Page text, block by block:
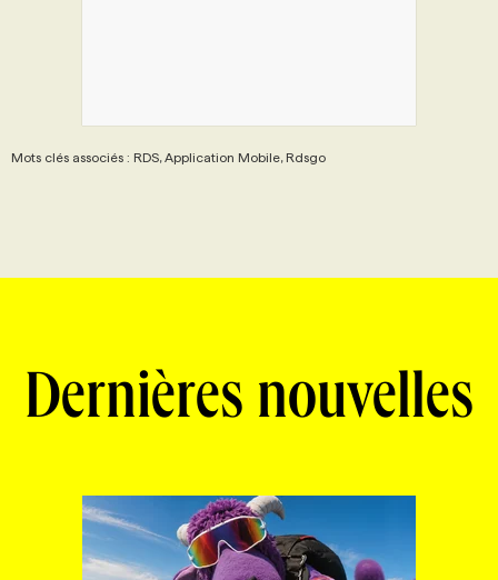
Mots clés associés : RDS, Application Mobile, Rdsgo
Dernières nouvelles